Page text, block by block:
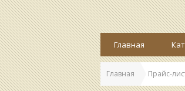
Главная
Главная Прайс-